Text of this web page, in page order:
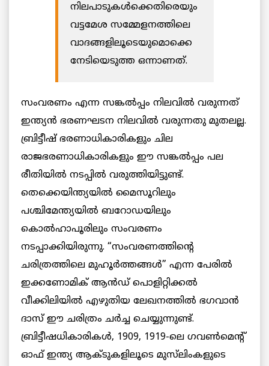
നിലപാടുകള്‍ക്കെതിരെയും
വട്ടമേശ സമ്മേളനത്തിലെ
വാദങ്ങളിലൂടെയുമൊക്കെ
നേടിയെടുത്ത ഒന്നാണത്.
സംവരണം എന്ന സങ്കല്‍പ്പം നിലവില്‍ വരുന്നത്
ഇന്ത്യന്‍ ഭരണഘടന നിലവില്‍ വരുന്നതു മുതലല്ല.
ബ്രിട്ടീഷ് ഭരണാധികാരികളും ചില
രാജഭരണാധികാരികളും ഈ സങ്കല്‍പ്പം പല
രീതിയില്‍ നടപ്പില്‍ വരുത്തിയിട്ടുണ്ട്.
തെക്കെയിന്ത്യയില്‍ മൈസൂറിലും
പശ്ചിമേന്ത്യയില്‍ ബറോഡയിലും
കൊല്‍ഹാപൂരിലും സംവരണം
നടപ്പാക്കിയിരുന്നു. “സംവരണത്തിന്റെ
ചരിത്രത്തിലെ മുഹൂര്‍ത്തങ്ങള്‍” എന്ന പേരില്‍
ഇക്കണോമിക് ആന്‍ഡ്‌ പൊളിറ്റിക്കല്‍
വീക്കിലിയില്‍ എഴുതിയ ലേഖനത്തില്‍ ഭഗവാന്‍
ദാസ് ഈ ചരിത്രം ചര്‍ച്ച ചെയ്യുന്നുണ്ട്.
ബ്രിട്ടീഷധികാരികള്‍, 1909, 1919-ലെ ഗവൺമെന്‍റ്
ഓഫ് ഇന്ത്യ ആക്ടുകളിലൂടെ മുസ്‌ലിംകളുടെ